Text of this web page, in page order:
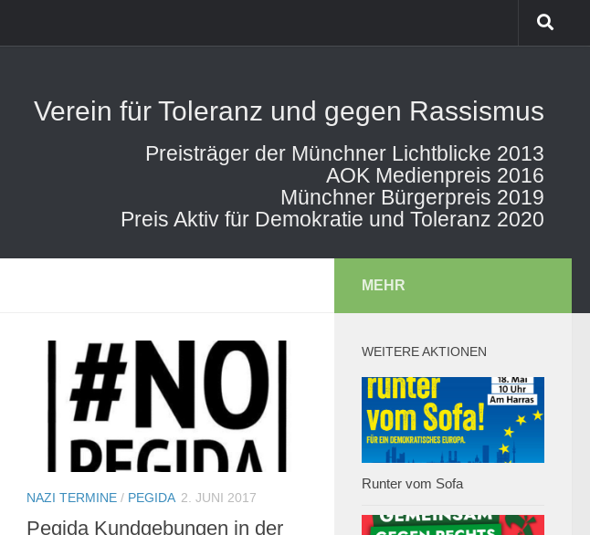
Verein für Toleranz und gegen Rassismus
Preisträger der Münchner Lichtblicke 2013
AOK Medienpreis 2016
Münchner Bürgerpreis 2019
Preis Aktiv für Demokratie und Toleranz 2020
NAZI TERMINE / PEGIDA 2. JUNI 2017
Pegida Kundgebungen in der
MEHR
WEITERE AKTIONEN
Runter vom Sofa